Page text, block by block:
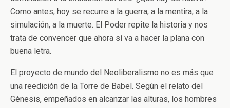
Como antes, hoy se recurre a la guerra, a la mentira, a la
simulación, a la muerte. El Poder repite la historia y nos
trata de convencer que ahora sí va a hacer la plana con
buena letra.
El proyecto de mundo del Neoliberalismo no es más que
una reedición de la Torre de Babel. Según el relato del
Génesis, empeñados en alcanzar las alturas, los hombres